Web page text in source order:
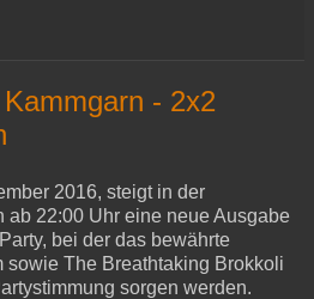
- 2x2
2016, steigt in der
ab 22:00 Uhr eine neue Ausgabe
bei der das bewährte
sowie The Breathtaking Brokkoli
sorgen werden.